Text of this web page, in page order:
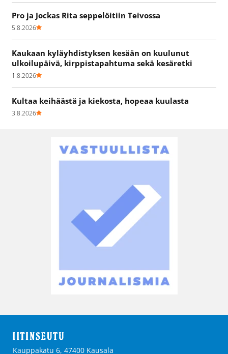
Pro ja Jockas Rita seppelöitiin Teivossa
5.8.2026
Kaukaan kyläyhdistyksen kesään on kuulunut
ulkoilupäivä, kirppistapahtuma sekä kesäretki
1.8.2026
Kultaa keihäästä ja kiekosta, hopeaa kuulasta
3.8.2026
Kauppakatu 6, 47400 Kausala